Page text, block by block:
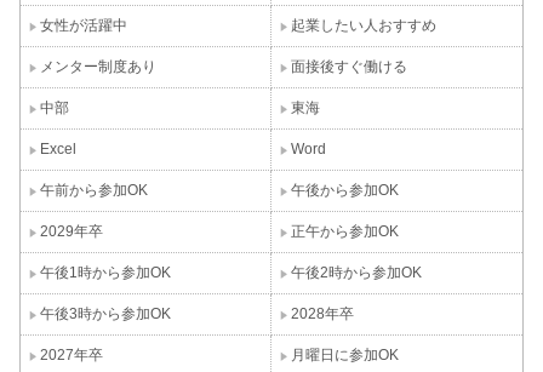
女性が活躍中 起業したい人おすすめ
メンター制度あり 面接後すぐ働ける
中部 東海
Excel Word
午前から参加OK 午後から参加OK
2029年卒 正午から参加OK
午後1時から参加OK 午後2時から参加OK
午後3時から参加OK 2028年卒
2027年卒 月曜日に参加OK